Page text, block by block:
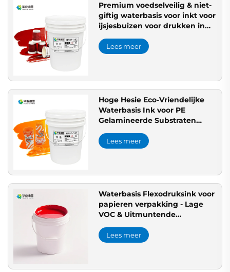
Premium voedselveilig & niet-
giftig waterbasis voor inkt voor
ijsjesbuizen voor drukken in
Lees meer
Hoge Hesie Eco-Vriendelijke
Waterbasis Ink voor PE
Gelamineerde Substraten
Lees meer
Waterbasis Flexodruksink voor
papieren verpakking - Lage
VOC & Uitmuntende
Lees meer